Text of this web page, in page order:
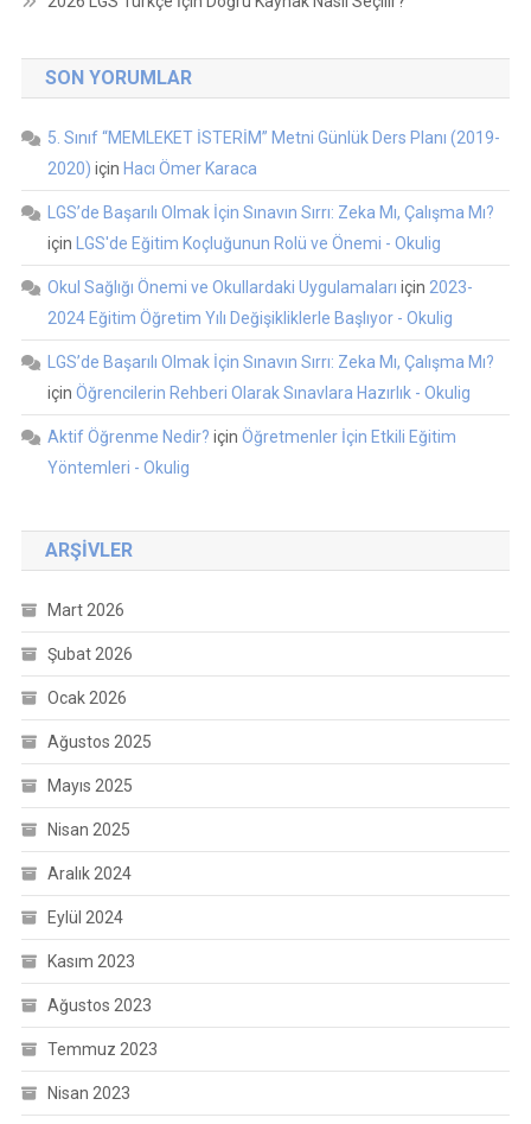
SON YORUMLAR
5. Sınıf “MEMLEKET İSTERİM” Metni Günlük Ders Planı (2019-
2020) için Hacı Ömer Karaca
LGS’de Başarılı Olmak İçin Sınavın Sırrı: Zeka Mı, Çalışma Mı?
için
LGS'de Eğitim Koçluğunun Rolü ve Önemi - Okulig
Okul Sağlığı Önemi ve Okullardaki Uygulamaları için 2023-
2024 Eğitim Öğretim Yılı Değişikliklerle Başlıyor - Okulig
LGS’de Başarılı Olmak İçin Sınavın Sırrı: Zeka Mı, Çalışma Mı?
için Öğrencilerin Rehberi Olarak Sınavlara Hazırlık - Okulig
Aktif Öğrenme Nedir? için Öğretmenler İçin Etkili Eğitim
Yöntemleri - Okulig
ARŞIVLER
Mart 2026
Şubat 2026
Ocak 2026
Ağustos 2025
Mayıs 2025
Nisan 2025
Aralık 2024
Eylül 2024
Kasım 2023
Ağustos 2023
Temmuz 2023
Nisan 2023